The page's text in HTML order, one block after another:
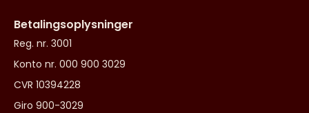
Betalingsoplysninger
Reg. nr. 3001
Konto nr. 000 900 3029
CVR 10394228
Giro 900-3029